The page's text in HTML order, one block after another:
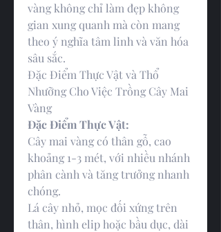
vàng không chỉ làm đẹp không
gian xung quanh mà còn mang
theo ý nghĩa tâm linh và văn hóa
sâu sắc.
Đặc Điểm Thực Vật và Thổ
Nhưỡng Cho Việc Trồng Cây Mai
Vàng
Đặc Điểm Thực Vật:
Cây mai vàng có thân gỗ, cao
khoảng 1-3 mét, với nhiều nhánh
phân cành và tăng trưởng nhanh
chóng.
Lá cây nhỏ, mọc đối xứng trên
thân, hình elip hoặc bầu dục, dài